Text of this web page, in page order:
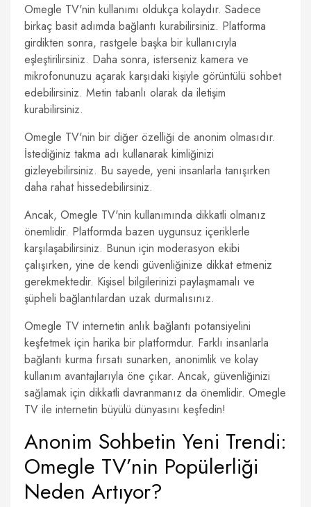
Omegle TV'nin kullanımı oldukça kolaydır. Sadece
birkaç basit adımda bağlantı kurabilirsiniz. Platforma
girdikten sonra, rastgele başka bir kullanıcıyla
eşleştirilirsiniz. Daha sonra, isterseniz kamera ve
mikrofonunuzu açarak karşıdaki kişiyle görüntülü sohbet
edebilirsiniz. Metin tabanlı olarak da iletişim
kurabilirsiniz.
Omegle TV'nin bir diğer özelliği de anonim olmasıdır.
İstediğiniz takma adı kullanarak kimliğinizi
gizleyebilirsiniz. Bu sayede, yeni insanlarla tanışırken
daha rahat hissedebilirsiniz.
Ancak, Omegle TV'nin kullanımında dikkatli olmanız
önemlidir. Platformda bazen uygunsuz içeriklerle
karşılaşabilirsiniz. Bunun için moderasyon ekibi
çalışırken, yine de kendi güvenliğinize dikkat etmeniz
gerekmektedir. Kişisel bilgilerinizi paylaşmamalı ve
şüpheli bağlantılardan uzak durmalısınız.
Omegle TV internetin anlık bağlantı potansiyelini
keşfetmek için harika bir platformdur. Farklı insanlarla
bağlantı kurma fırsatı sunarken, anonimlik ve kolay
kullanım avantajlarıyla öne çıkar. Ancak, güvenliğinizi
sağlamak için dikkatli davranmanız da önemlidir. Omegle
TV ile internetin büyülü dünyasını keşfedin!
Anonim Sohbetin Yeni Trendi:
Omegle TV’nin Popülerliği
Neden Artıyor?